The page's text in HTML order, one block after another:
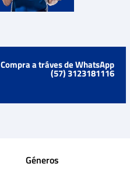
Compra a tráves de WhatsApp
(57) 3123181116
Géneros